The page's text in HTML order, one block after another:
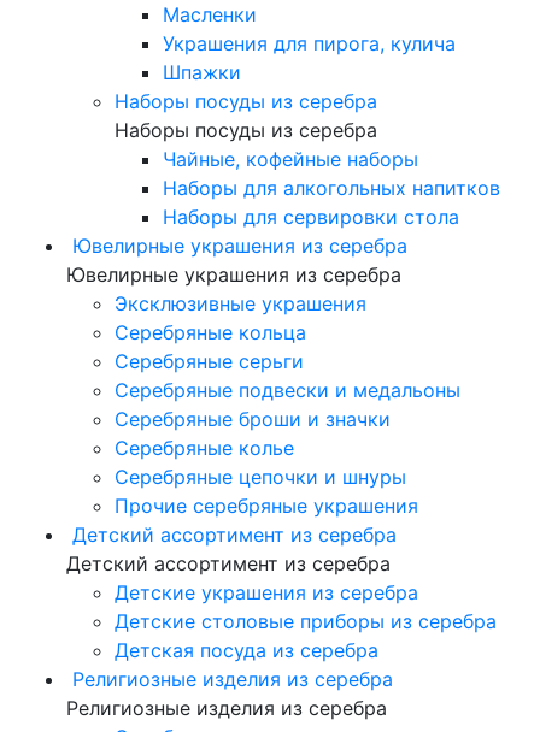
Масленки
Украшения для пирога, кулича
Шпажки
Наборы посуды из серебра
Наборы посуды из серебра
Чайные, кофейные наборы
Наборы для алкогольных напитков
Наборы для сервировки стола
Ювелирные украшения из серебра
Ювелирные украшения из серебра
Эксклюзивные украшения
Серебряные кольца
Серебряные серьги
Серебряные подвески и медальоны
Серебряные броши и значки
Серебряные колье
Серебряные цепочки и шнуры
Прочие серебряные украшения
Детский ассортимент из серебра
Детский ассортимент из серебра
Детские украшения из серебра
Детские столовые приборы из серебра
Детская посуда из серебра
Религиозные изделия из серебра
Религиозные изделия из серебра